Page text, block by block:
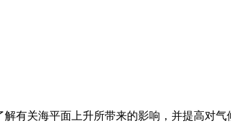
有关海平面上升所带来的影响，并提高对气